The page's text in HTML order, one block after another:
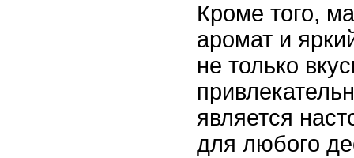
Кроме того,
аромат и
не только
является
для любого